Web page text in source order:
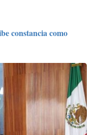
constancia como